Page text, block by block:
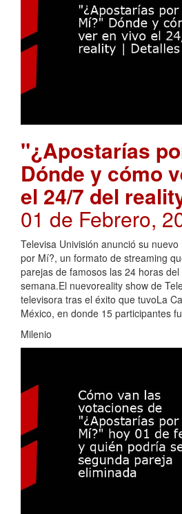
"¿Apostarías
Dónde y cómo
el 24/7 del
01 de Febrero,
Televisa Univisión anunció su
por Mí?, un formato de streaming
parejas de famosos las 24 horas
semana.El nuevoreality show de
televisora tras el éxito que tuvoLa
México, en donde 15 participantes
Milenio